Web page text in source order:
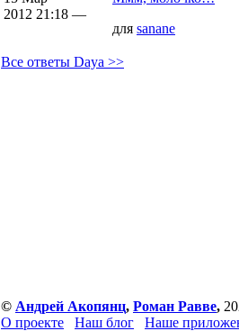
2012 21:18 —
для sanane
Все ответы Daya >>
© Андрей Акопянц, Роман Равве,
О проекте
Наш блог Наше